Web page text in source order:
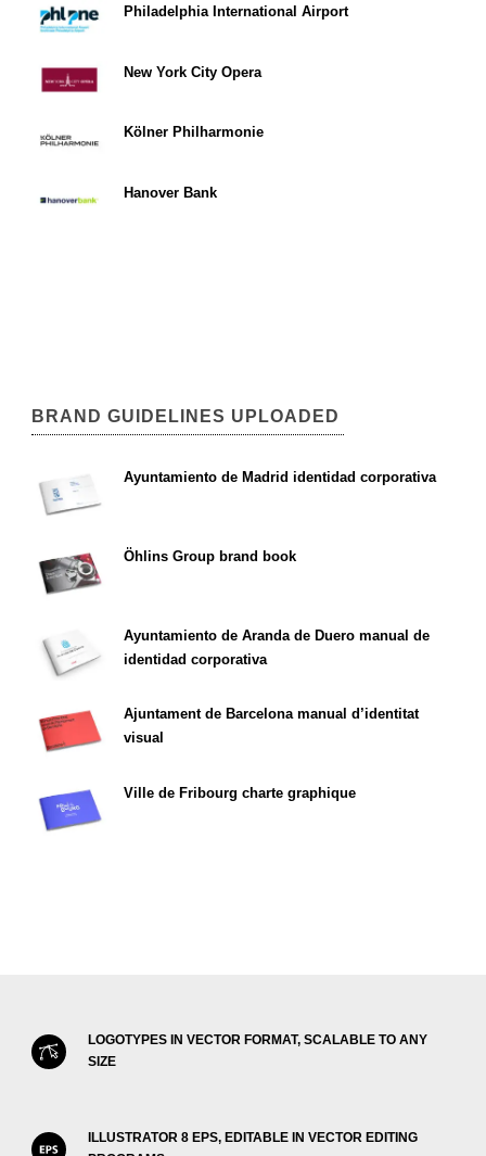
Philadelphia International Airport
New York City Opera
Kölner Philharmonie
Hanover Bank
BRAND GUIDELINES UPLOADED
Ayuntamiento de Madrid identidad corporativa
Öhlins Group brand book
Ayuntamiento de Aranda de Duero manual de
identidad corporativa
Ajuntament de Barcelona manual d’identitat
visual
Ville de Fribourg charte graphique
LOGOTYPES IN VECTOR FORMAT, SCALABLE TO ANY
SIZE
ILLUSTRATOR 8 EPS, EDITABLE IN VECTOR EDITING